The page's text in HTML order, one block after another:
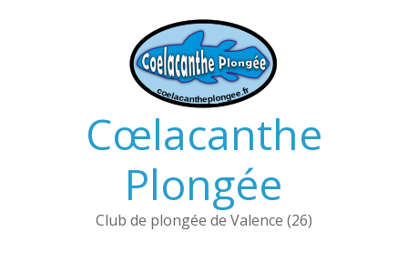
Cœlacanthe
Plongée
Club de plongée de Valence (26)